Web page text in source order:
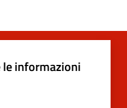
le informazioni